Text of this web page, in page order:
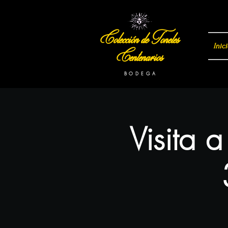
Visita
Colección de Toneles
Centenarios
B O D E G A